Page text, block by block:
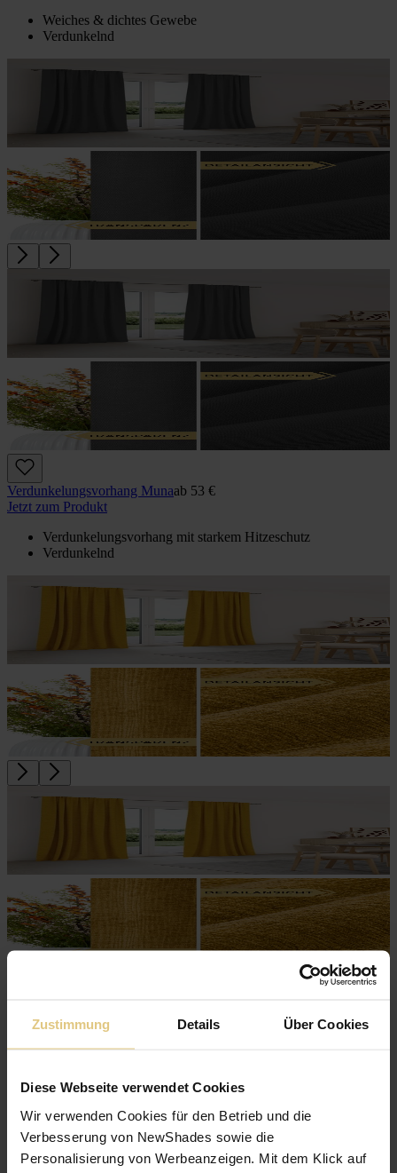
Zustimmung Details Über Cookies
Diese Webseite verwendet Cookies
Wir verwenden Cookies für den Betrieb und die
Verbesserung von NewShades sowie die
Personalisierung von Werbeanzeigen. Mit dem Klick auf
Weiches & dichtes Gewebe
Verdunkelnd
Verdunkelungs­vorhang Munaab 53 €
Jetzt zum Produkt
Verdunkelungsvorhang mit starkem Hitzeschutz
Verdunkelnd
Jetzt zum Produkt
Eleganter, schwerer Vorhangstoff